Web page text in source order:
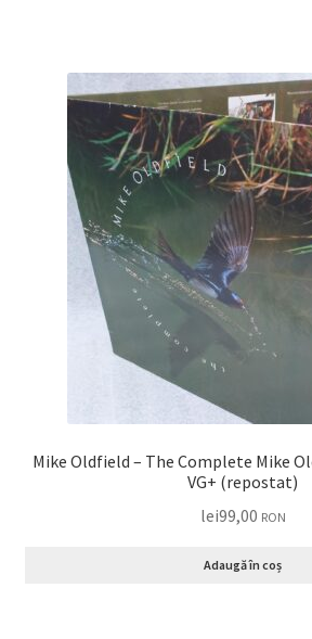
Mike Oldfield – The Complete Mike Oldfield Disc
VG+ (repostat)
lei99,00 RON
Adaugă în coș